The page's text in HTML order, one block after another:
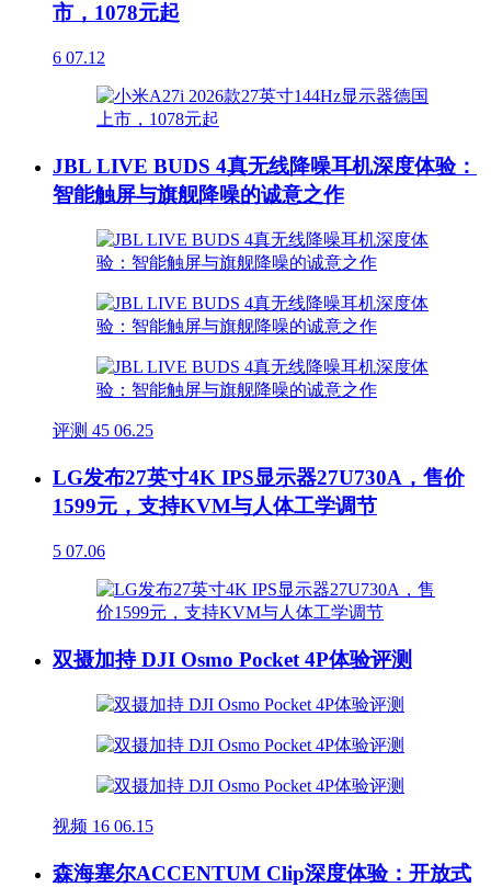
市，1078元起
6 07.12
JBL LIVE BUDS 4真无线降噪耳机深度体验：
智能触屏与旗舰降噪的诚意之作
评测 45 06.25
LG发布27英寸4K IPS显示器27U730A，售价
1599元，支持KVM与人体工学调节
5 07.06
双摄加持 DJI Osmo Pocket 4P体验评测
视频 16 06.15
森海塞尔ACCENTUM Clip深度体验：开放式